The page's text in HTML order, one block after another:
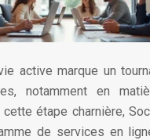
active marque un
notamment en
étape charnière,
de services en